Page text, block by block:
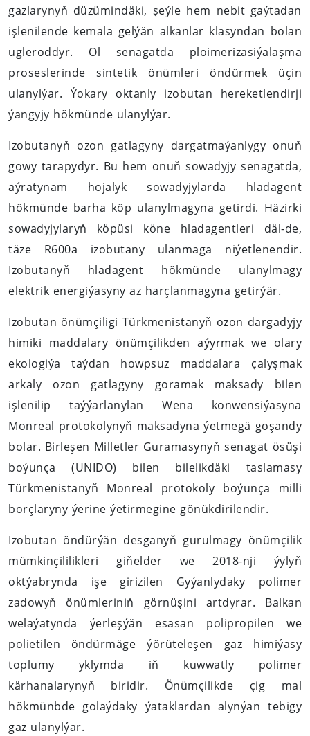
gazlarynyň düzümindäki, şeýle hem nebit gaýtadan
işlenilende kemala gelýän alkanlar klasyndan bolan
ugleroddyr. Ol senagatda ploimerizasiýalaşma
proseslerinde sintetik önümleri öndürmek üçin
ulanylýar. Ýokary oktanly izobutan hereketlendirji
ýangyjy hökmünde ulanylýar.
Izobutanyň ozon gatlagyny dargatmaýanlygy onuň
gowy tarapydyr. Bu hem onuň sowadyjy senagatda,
aýratynam hojalyk sowadyjylarda hladagent
hökmünde barha köp ulanylmagyna getirdi. Häzirki
sowadyjylaryň köpüsi köne hladagentleri däl-de,
täze R600a izobutany ulanmaga niýetlenendir.
Izobutanyň hladagent hökmünde ulanylmagy
elektrik energiýasyny az harçlanmagyna getirýär.
Izobutan önümçiligi Türkmenistanyň ozon dargadyjy
himiki maddalary önümçilikden aýyrmak we olary
ekologiýa taýdan howpsuz maddalara çalyşmak
arkaly ozon gatlagyny goramak maksady bilen
işlenilip taýýarlanylan Wena konwensiýasyna
Monreal protokolynyň maksadyna ýetmegä goşandy
bolar. Birleşen Milletler Guramasynyň senagat ösüşi
boýunça (UNIDO) bilen bilelikdäki taslamasy
Türkmenistanyň Monreal protokoly boýunça milli
borçlaryny ýerine ýetirmegine gönükdirilendir.
Izobutan öndürýän desganyň gurulmagy önümçilik
mümkinçililikleri giňelder we 2018-nji ýylyň
oktýabrynda işe girizilen Gyýanlydaky polimer
zadowyň önümleriniň görnüşini artdyrar. Balkan
welaýatynda ýerleşýän esasan polipropilen we
polietilen öndürmäge ýörüteleşen gaz himiýasy
toplumy yklymda iň kuwwatly polimer
kärhanalarynyň biridir. Önümçilikde çig mal
hökmünbde golaýdaky ýataklardan alynýan tebigy
gaz ulanylýar.